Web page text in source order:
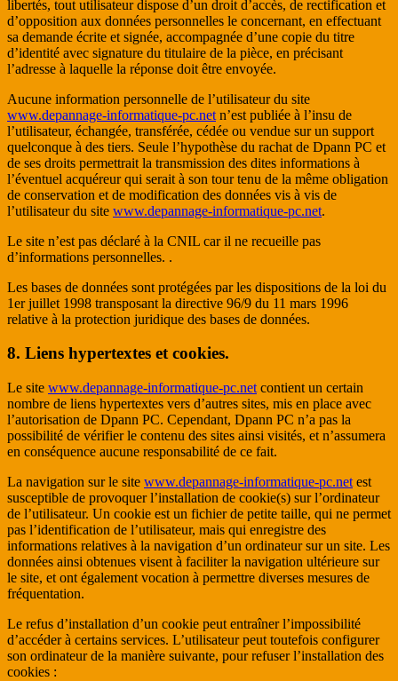
libertés, tout utilisateur dispose d’un droit d’accès, de rectification et
d’opposition aux données personnelles le concernant, en effectuant
sa demande écrite et signée, accompagnée d’une copie du titre
d’identité avec signature du titulaire de la pièce, en précisant
l’adresse à laquelle la réponse doit être envoyée.
Aucune information personnelle de l’utilisateur du site
www.depannage-informatique-pc.net n’est publiée à l’insu de
l’utilisateur, échangée, transférée, cédée ou vendue sur un support
quelconque à des tiers. Seule l’hypothèse du rachat de Dpann PC et
de ses droits permettrait la transmission des dites informations à
l’éventuel acquéreur qui serait à son tour tenu de la même obligation
de conservation et de modification des données vis à vis de
l’utilisateur du site www.depannage-informatique-pc.net.
Le site n’est pas déclaré à la CNIL car il ne recueille pas
d’informations personnelles. .
Les bases de données sont protégées par les dispositions de la loi du
1er juillet 1998 transposant la directive 96/9 du 11 mars 1996
relative à la protection juridique des bases de données.
8. Liens hypertextes et cookies.
Le site www.depannage-informatique-pc.net contient un certain
nombre de liens hypertextes vers d’autres sites, mis en place avec
l’autorisation de Dpann PC. Cependant, Dpann PC n’a pas la
possibilité de vérifier le contenu des sites ainsi visités, et n’assumera
en conséquence aucune responsabilité de ce fait.
La navigation sur le site www.depannage-informatique-pc.net est
susceptible de provoquer l’installation de cookie(s) sur l’ordinateur
de l’utilisateur. Un cookie est un fichier de petite taille, qui ne permet
pas l’identification de l’utilisateur, mais qui enregistre des
informations relatives à la navigation d’un ordinateur sur un site. Les
données ainsi obtenues visent à faciliter la navigation ultérieure sur
le site, et ont également vocation à permettre diverses mesures de
fréquentation.
Le refus d’installation d’un cookie peut entraîner l’impossibilité
d’accéder à certains services. L’utilisateur peut toutefois configurer
son ordinateur de la manière suivante, pour refuser l’installation des
cookies :